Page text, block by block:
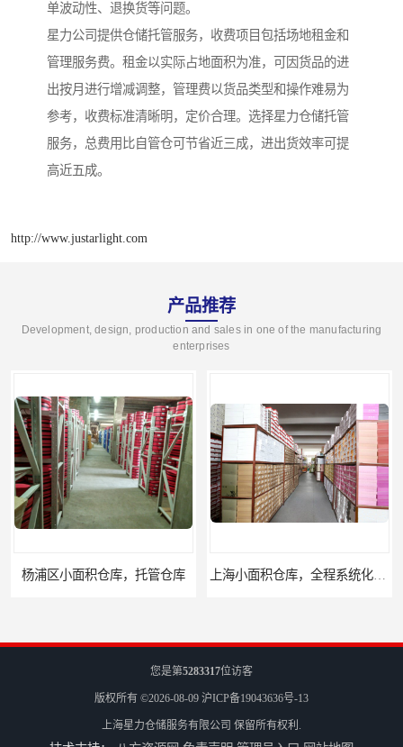
单波动性、退换货等问题。
星力公司提供仓储托管服务，收费项目包括场地租金和
管理服务费。租金以实际占地面积为准，可因货品的进
出按月进行增减调整，管理费以货品类型和操作难易为
参考，收费标准清晰明，定价合理。选择星力仓储托管
服务，总费用比自管仓可节省近三成，进出货效率可提
高近五成。
http://www.justarlight.com
产品推荐
Development, design, production and sales in one of the manufacturing
enterprises
上海小面积仓库，全程系统化管理
您是第5283317位访客
版权所有 ©2026-08-09 沪ICP备19043636号-13
上海星力仓储服务有限公司 保留所有权利.